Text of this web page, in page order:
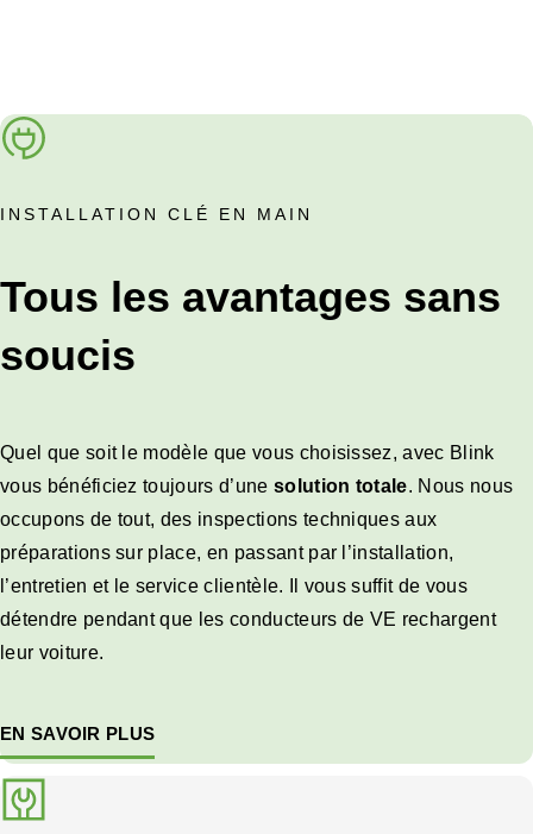
INSTALLATION CLÉ EN MAIN
Tous les avantages sans
soucis
Quel que soit le modèle que vous choisissez, avec Blink
vous bénéficiez toujours d’une solution totale. Nous nous
occupons de tout, des inspections techniques aux
préparations sur place, en passant par l’installation,
l’entretien et le service clientèle. Il vous suffit de vous
détendre pendant que les conducteurs de VE rechargent
leur voiture.
EN SAVOIR PLUS